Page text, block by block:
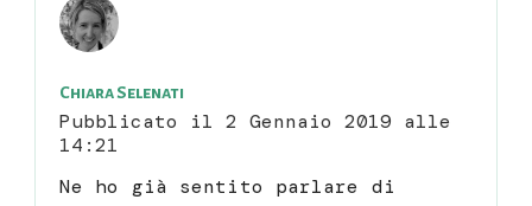
Chiara Selenati
Pubblicato il 2 Gennaio 2019 alle
14:21
Ne ho già sentito parlare di